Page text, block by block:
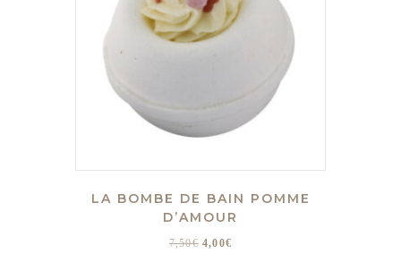
LA BOMBE DE BAIN POMME
D’AMOUR
7,50€ Le
4,00€